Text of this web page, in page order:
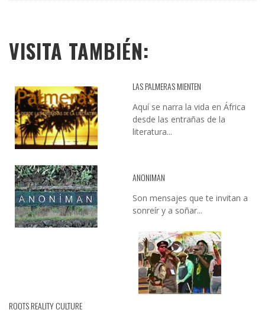
VISITA TAMBIÉN:
LAS PALMERAS MIENTEN
Aquí se narra la vida en África
desde las entrañas de la
literatura...
ANONIMAN
Son mensajes que te invitan a
sonreír y a soñar...
ROOTS REALITY CULTURE